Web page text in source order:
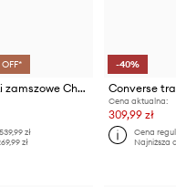
Converse trampki zamszowe Chuck 70 Wedge
539,99 zł
zł
-40%
Cena aktualna:
309,99 zł
Cena
Najniższa